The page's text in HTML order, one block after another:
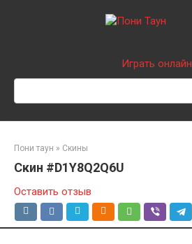
Играть онлайн
Пони таун » Скины
Скин #D1Y8Q2Q6U
Оставить отзыв